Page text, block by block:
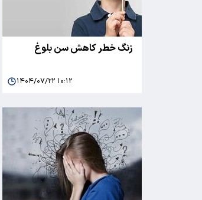
زنگ خطر کاهش سن بلوغ
۱۴۰۴/۰۷/۲۲ ۱۰:۱۲